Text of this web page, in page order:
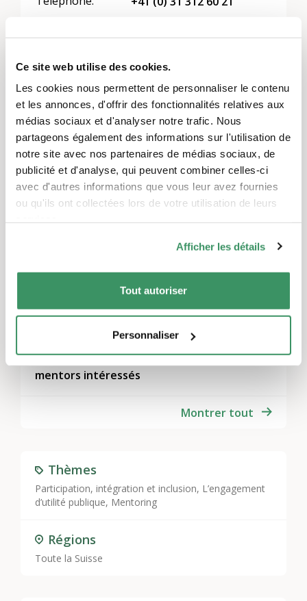
Ce site web utilise des cookies.
Les cookies nous permettent de personnaliser le contenu
et les annonces, d'offrir des fonctionnalités relatives aux
médias sociaux et d'analyser notre trafic. Nous
partageons également des informations sur l'utilisation de
notre site avec nos partenaires de médias sociaux, de
publicité et d'analyse, qui peuvent combiner celles-ci
avec d'autres informations que vous leur avez fournies
ou qu'ils ont collectées lors de votre utilisation de leurs
Afficher les détails
Tout autoriser
Personnaliser
Réseaux sociaux:
Nouvelles des projets
17.02.2026
On cherche des mentors !
Événement d'information en ligne pour les
mentors intéressés
Montrer tout
Thèmes
Participation, intégration et inclusion, L’engagement
d’utilité publique, Mentoring
Régions
Toute la Suisse